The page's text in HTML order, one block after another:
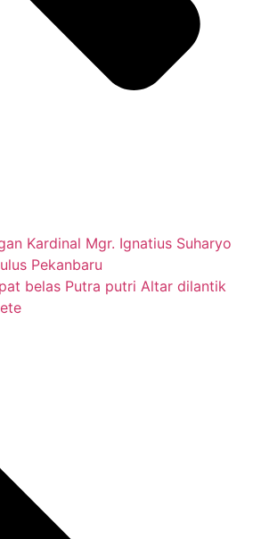
Kardinal Mgr. Ignatius Suharyo
Pekanbaru
belas Putra putri Altar dilantik